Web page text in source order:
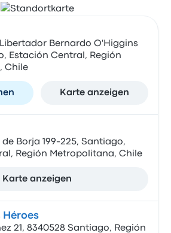
Bernardo O'Higgins
Estación Central, Región
Chile
Karte anzeigen
Borja 199-225, Santiago,
Región Metropolitana, Chile
Karte anzeigen
Héroes
21, 8340528 Santiago, Región